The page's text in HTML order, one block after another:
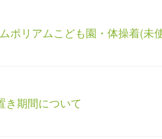
ポリアムこども園・体操着(未
き期間について